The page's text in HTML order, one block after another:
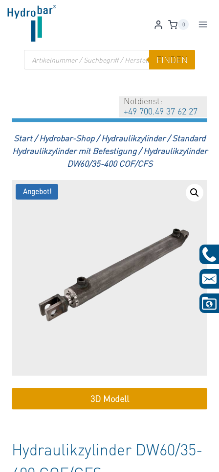
Zum
Inhalt
0
Products
search
FINDEN
Notdienst:
+49 700.49 37 62 27
Start / Hydrobar-Shop / Hydraulikzylinder / Standard
Hydraulikzylinder mit Befestigung /Hydraulikzylinder
DW60/35-400 COF/CFS
Angebot!
3D Modell
Hydraulikzylinder DW60/35-